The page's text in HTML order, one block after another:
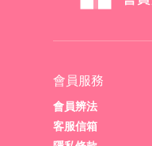
會員服務
會員辨法
客服信箱